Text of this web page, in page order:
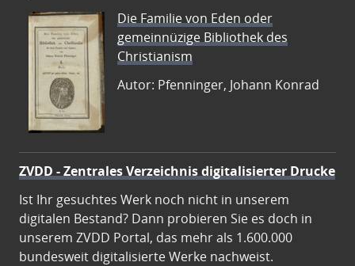
Die Familie von Eden oder
gemeinnüzige Bibliothek des
Christianism
Autor: Pfenninger, Johann Konrad
ZVDD - Zentrales Verzeichnis digitalisierter Drucke
Ist Ihr gesuchtes Werk noch nicht in unserem
digitalen Bestand? Dann probieren Sie es doch in
unserem ZVDD Portal, das mehr als 1.600.000
bundesweit digitalisierte Werke nachweist.